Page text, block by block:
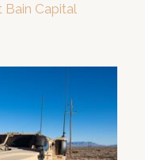
Bain Capital